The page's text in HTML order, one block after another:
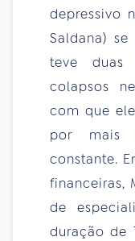
depressivo
Saldana)
teve duas
colapsos
com que
por mais
constante.
financeiras,
de
duração de